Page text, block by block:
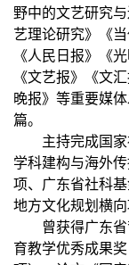
野中的文艺研究与
艺理论研究》《
《人民日报》《
《文艺报》《文
晚报》等重要媒体
篇。
主持完成国
学科建构与海外
项、广东省社科
地方文化规划横
曾获得广东
育教学优秀成果